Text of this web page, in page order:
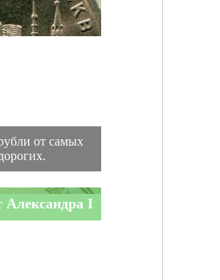
от самых
Александра I